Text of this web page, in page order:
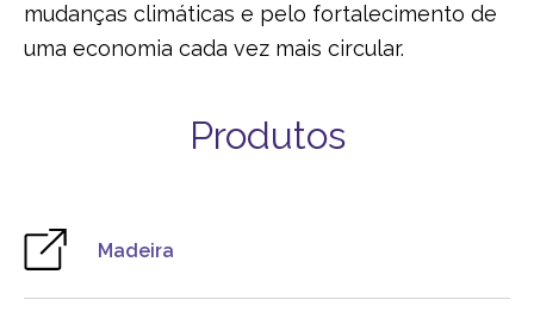
mudanças climáticas e pelo fortalecimento de
uma economia cada vez mais circular.
Produtos
Madeira